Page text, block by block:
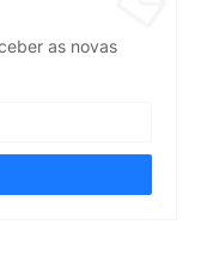
as novas